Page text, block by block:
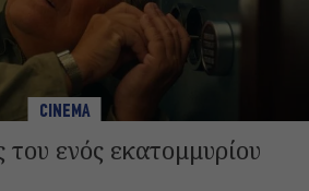
CINEMA
ενός εκατομμυρίου